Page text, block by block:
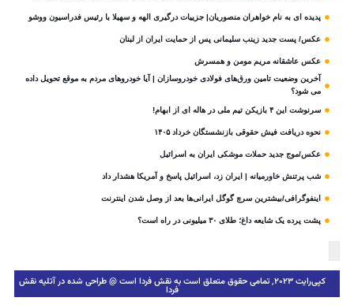
پدیده ای به نام خواهران منصوریان| جزییات درگیری الهه و سهیلا با رئیس فدراسیون ووشو
عکس/ پست جدید زینب سلیمانی پس از حمایت ایران از لبنان
عکس عاشقانه مریم مومن و همسرش
آخرین وضعیت تامین ورق‌های فولادی خودروسازان | آیا خودروهای مردم به موقع تحویل داده
می شود؟
سرنوشت این ۴ بازیکن تیم ملی در هاله ای از ابهام!
نحوه دریافت فیش حقوقی بازنشستگان خرداد ۱۴۰۵
عکس/موج جدید حملات موشکی ایران به اسرائیل
شب پرتنش خاورمیانه | ایران زد، اسرائیل پاسخ و آمریکا هشدار داد
اینفوگرافی/بیشترین سرچ گوگل ایرانی‌ها بعد از وصل شدن اینترنت
پشت پرده یک شایعه داغ؛ طلای ۳۰ میلیونی در راه است؟
کپی‌رایت ۲۰۲۳, تمامی حقوق متعلق است به نقش فردا است @ طراحی شده در آتلیه نقش
فردا